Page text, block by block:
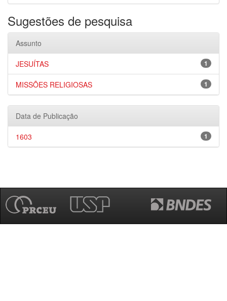
Sugestões de pesquisa
Assunto
1
JESUÍTAS
1
MISSÕES RELIGIOSAS
Data de Publicação
1
1603